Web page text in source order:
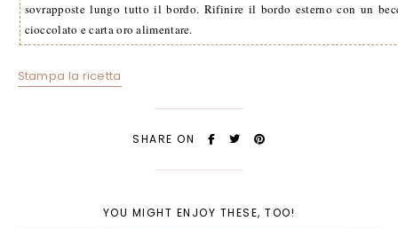
sovrapposte lungo tutto il bordo. Rifinire il bordo esterno con un
cioccolato e carta oro alimentare.
Stampa la ricetta
SHARE ON
YOU MIGHT ENJOY THESE, TOO!